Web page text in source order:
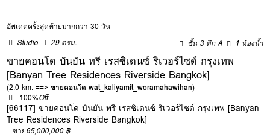
อัพเดตครั้งสุดท้ายมากกว่า 30 วัน
Studio
29 ตรม. ชั้น 3 ตึก A 1 ห้องน้ำ
ขายคอนโด บันยัน ทรี เรสซิเดนซ์ ริเวอร์ไซด์ กรุงเทพ
[Banyan Tree Residences Riverside Bangkok]
(2.0 km. ==>ขายคอนโด wat_kaliyamit_woramahawihan)
100%Off
[66117] ขายคอนโด บันยัน ทรี เรสซิเดนซ์ ริเวอร์ไซด์ กรุงเทพ [Banyan
Tree Residences Riverside Bangkok]
ขาย65,000,000 ฿